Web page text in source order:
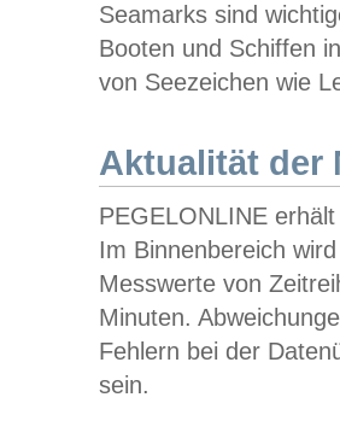
Seamarks sind
Booten und Schiffen
von Seezeichen wie
Aktualität der
PEGELONLINE
Im Binnenbereich
Messwerte von
Minuten.
Fehlern bei der
sein.